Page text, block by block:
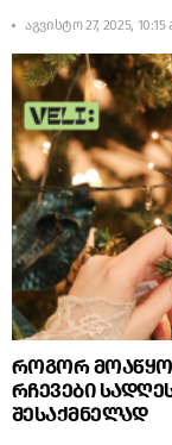
აგვისტო 27, 2025, 10:15
როგორ მოაწყო
რჩევები
შესაქმნელად